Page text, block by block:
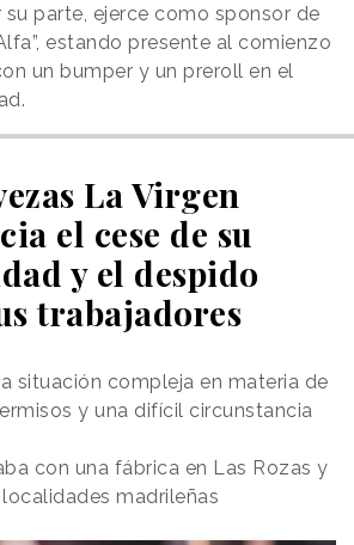
su parte, ejerce como sponsor de
estando presente al comienzo
un bumper y un preroll en el
La Virgen
el cese de su
y el despido
trabajadores
situación compleja en materia de
y una difícil circunstancia
con una fábrica en Las Rozas y
madrileñas